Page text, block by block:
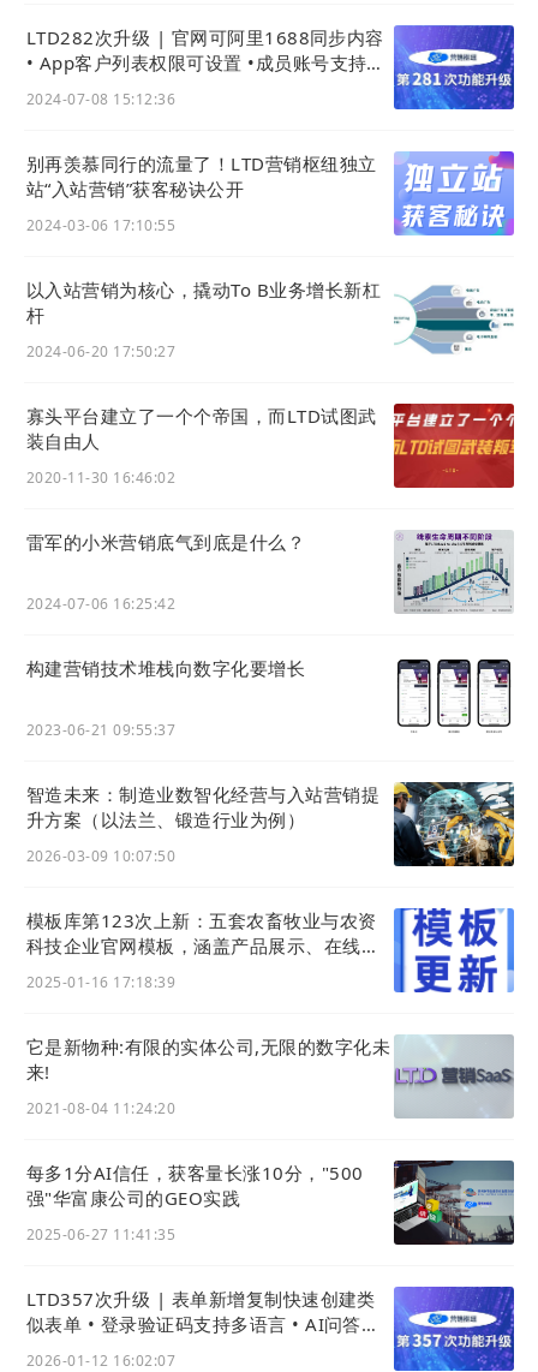
LTD282次升级 | 官网可阿里1688同步内容
• App客户列表权限可设置 •成员账号支持海
2024-07-08 15:12:36
别再羡慕同行的流量了！LTD营销枢纽独立
站“入站营销”获客秘诀公开
2024-03-06 17:10:55
以入站营销为核心，撬动To B业务增长新杠
杆
2024-06-20 17:50:27
寡头平台建立了一个个帝国，而LTD试图武
装自由人
2020-11-30 16:46:02
雷军的小米营销底气到底是什么？
2024-07-06 16:25:42
构建营销技术堆栈向数字化要增长
2023-06-21 09:55:37
智造未来：制造业数智化经营与入站营销提
升方案（以法兰、锻造行业为例）
2026-03-09 10:07:50
模板库第123次上新：五套农畜牧业与农资
科技企业官网模板，涵盖产品展示、在线交
2025-01-16 17:18:39
它是新物种:有限的实体公司,无限的数字化未
来!
2021-08-04 11:24:20
每多1分AI信任，获客量长涨10分，"500
强"华富康公司的GEO实践
2025-06-27 11:41:35
LTD357次升级 | 表单新增复制快速创建类
似表单 • 登录验证码支持多语言 • AI问答可
2026-01-12 16:02:07